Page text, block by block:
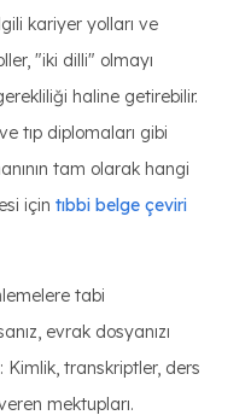
kariyer yolları ve
"iki dilli" olmayı
haline getirebilir.
tıp diplomaları gibi
tam olarak hangi
için tıbbi belge çeviri
tabi
evrak dosyanızı
transkriptler, ders
mektupları.